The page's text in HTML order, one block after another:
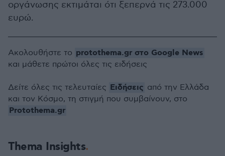
οργάνωσης εκτιμάται ότι ξεπερνά τις 273.000
ευρώ.
Thema Insights
Ακολουθήστε το protothema.gr στο Google News
και μάθετε πρώτοι όλες τις ειδήσεις
Δείτε όλες τις τελευταίες Ειδήσεις από την Ελλάδα
και τον Κόσμο, τη στιγμή που συμβαίνουν, στο
Protothema.gr